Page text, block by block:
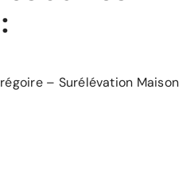
– Surélévation Maison